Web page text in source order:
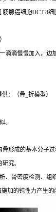
腺癌细胞HCT-8细
滴慢慢加入，边
：（骨_折模型）
。
形成的基本分子过
究。
骨密度检测、组
加的钝性力产生